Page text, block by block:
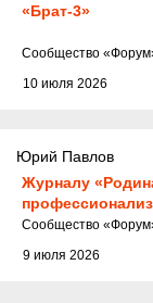
«Брат-3»
10 июля 2026
Cообщество
Юрий Павлов
Журналу
9 июля 2026
Cообщество